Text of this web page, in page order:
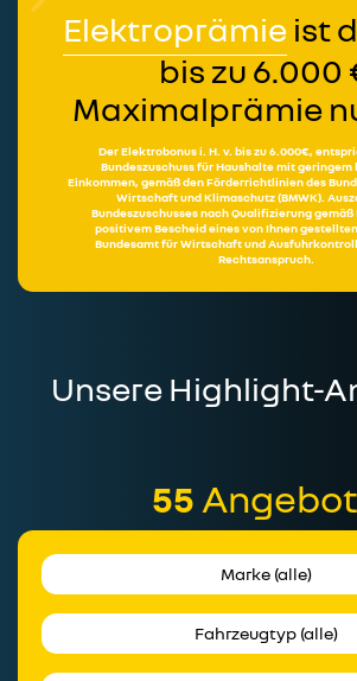
Elektroprämie ist
bis zu 6.000
Maximalprämie
Der Elektrobonus i. H. v. bis zu 6.000€,
Bundeszuschuss für Haushalte mit
Einkommen, gemäß den Förderrichtlinien des
Wirtschaft und Klimaschutz (BMWK).
Bundeszuschusses nach Qualifizierung
positivem Bescheid eines von Ihnen
Bundesamt für Wirtschaft und
Rechtsanspruch.
Unsere Highlight-
55
Marke (alle)
Fahrzeugtyp (alle)